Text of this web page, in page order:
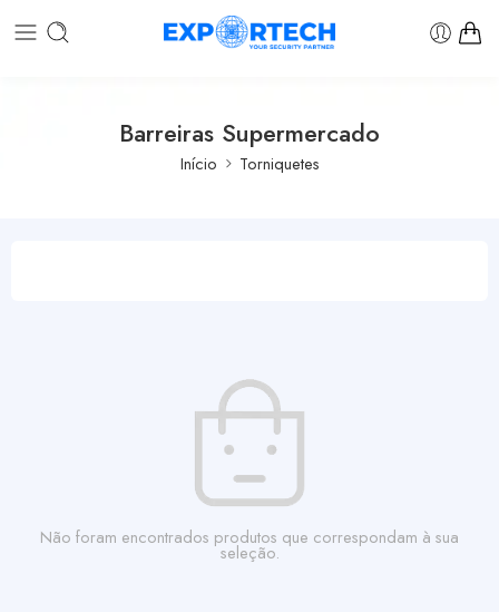
Barreiras Supermercado
Início Torniquetes
Não foram encontrados produtos que correspondam à sua
seleção.